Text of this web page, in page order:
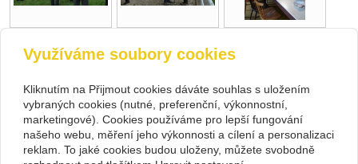
zpět
Využíváme soubory cookies
Kliknutím na Přijmout cookies dáváte souhlas s uložením
vybraných cookies (nutné, preferenční, výkonnostní,
marketingové). Cookies používáme pro lepší fungování
našeho webu, měření jeho výkonnosti a cílení a personalizaci
reklam. To jaké cookies budou uloženy, můžete svobodně